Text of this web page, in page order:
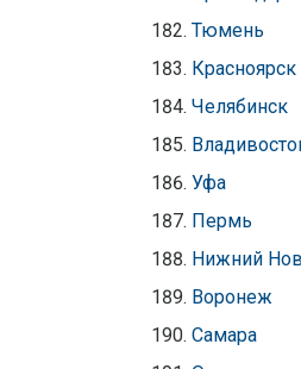
Тюмень
Красноярск
Челябинск
Уфа
Пермь
Нижний
Воронеж
Самара